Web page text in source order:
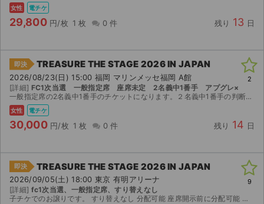
女性 電チケ
29,800 円/枚 1 枚 0 件 残り 13 日
即決 TREASURE THE STAGE 2026 IN JAPAN
2026/08/23(日) 15:00 福岡 マリンメッセ福岡 A館
[詳細] FC1次当選 一般指定席 座席未定 2名義中1番手 アプグレ×
一般指定席の2名義中1番手のチケットになります。２名義中1番手の判断はこちらでさせていただきますので購入者様に選択権はございません。前日15時の座席表示後なるべく速やかにチケットの分配をさせてい...
女性 電チケ
30,000 円/枚 1 枚 0 件 残り 14 日
2
即決 TREASURE THE STAGE 2026 IN JAPAN
2026/09/05(土) 18:00 東京 有明アリーナ
[詳細] fc1次当選、一般指定席、すり替えなし
子チケでのお譲りです。 すり替えなし 分配可能 座席開示前に分配可能 当方との同行・別入場どちらでも対応可能です。 公演中止のみ手数料を引いた金額を返金します。 ランダムエラー、ご購入者様の体...
9